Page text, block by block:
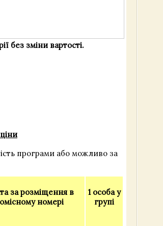
без зміни вартості.
програми або можливо за
за розміщення в
номері
1 особа у
групі